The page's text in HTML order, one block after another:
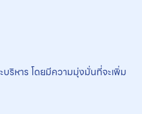
ริหาร โดยมีความมุ่งมั่นที่จะเพิ่ม